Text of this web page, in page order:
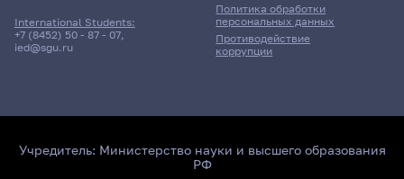
International Students:
+7 (8452) 50 - 87 - 07,
ied@sgu.ru
Политика обработки
персональных данных
Противодействие
коррупции
Учредитель: Министерство науки и высшего образования
РФ